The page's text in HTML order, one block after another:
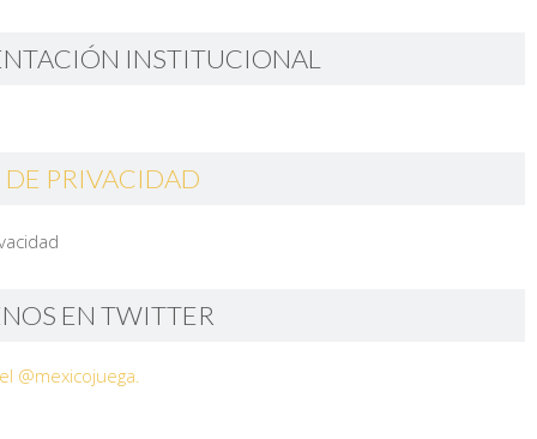
INSTITUCIONAL
DE PRIVACIDAD
EN TWITTER
@mexicojuega.